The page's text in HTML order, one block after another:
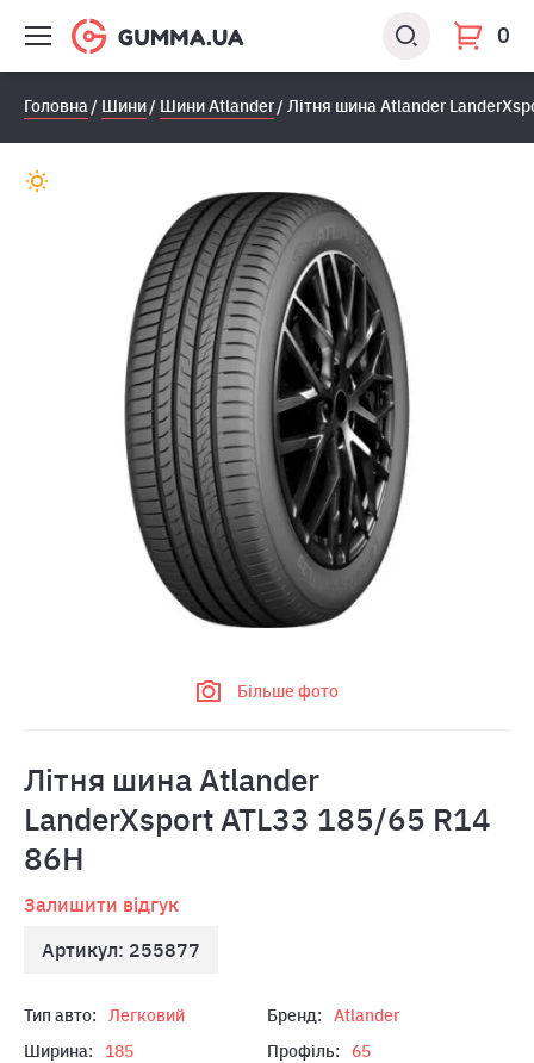
0
Головна Шини Шини Atlander Літня шина Atlander
Більше фото
Літня шина Atlander
LanderXsport ATL33 185/65 R14
86H
Залишити відгук
Артикул: 255877
Тип авто: Легковий Бренд:
Atlander
Ширина:
185 Профіль:
65